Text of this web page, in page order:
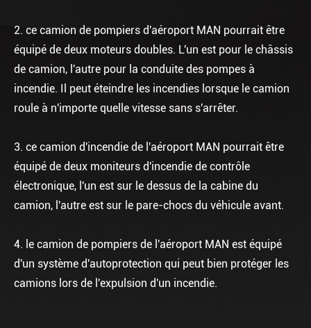
2. ce camion de pompiers d'aéroport MAN pourrait être
équipé de deux moteurs doubles. L'un est pour le châssis
de camion, l'autre pour la conduite des pompes à
incendie. Il peut éteindre les incendies lorsque le camion
roule à n'importe quelle vitesse sans s'arrêter.
3. ce camion d'incendie de l'aéroport MAN pourrait être
équipé de deux moniteurs d'incendie de contrôle
électronique, l'un est sur le dessus de la cabine du
camion, l'autre est sur le pare-chocs du véhicule avant.
4. le camion de pompiers de l'aéroport MAN est équipé
d'un système d'autoprotection qui peut bien protéger les
camions lors de l'expulsion d'un incendie.